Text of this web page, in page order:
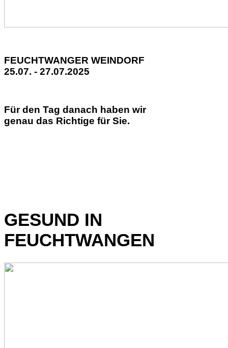
FEUCHTWANGER WEINDORF
25.07. - 27.07.2025
Für den Tag danach haben wir
genau das Richtige für Sie.
GESUND IN
FEUCHTWANGEN